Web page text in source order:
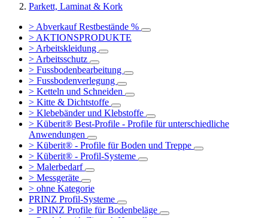
Parkett, Laminat & Kork
> Abverkauf Restbestände %
> AKTIONSPRODUKTE
> Arbeitskleidung
> Arbeitsschutz
> Fussbodenbearbeitung
> Fussbodenverlegung
> Ketteln und Schneiden
> Kitte & Dichtstoffe
> Klebebänder und Klebstoffe
> Küberit® Best-Profile - Profile für unterschiedliche
Anwendungen
> Küberit® - Profile für Boden und Treppe
> Küberit® - Profil-Systeme
> Malerbedarf
> Messgeräte
> ohne Kategorie
PRINZ Profil-Systeme
> PRINZ Profile für Bodenbeläge